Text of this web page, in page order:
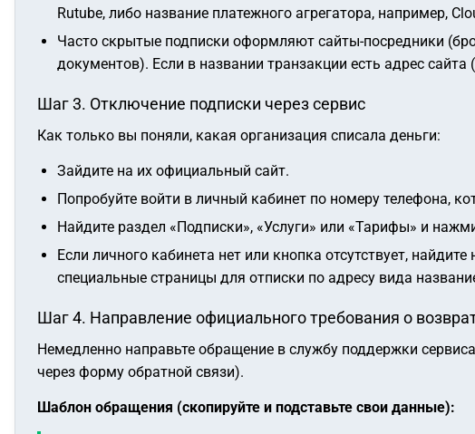
Rutube, либо название платежного агрегатора, например,
Часто скрытые подписки оформляют сайты-посредники
документов). Если в названии транзакции есть адрес
Шаг 3. Отключение подписки через сервис
Как только вы поняли, какая организация списала деньги:
Зайдите на их официальный сайт.
Попробуйте войти в личный кабинет по номеру телефона,
Найдите раздел «Подписки», «Услуги» или «Тарифы» и
Если личного кабинета нет или кнопка отсутствует,
специальные страницы для отписки по адресу вида
Шаг 4. Направление официального требования о
Немедленно направьте обращение в службу поддержки
через форму обратной связи).
Шаблон обращения (скопируйте и подставьте свои данные):